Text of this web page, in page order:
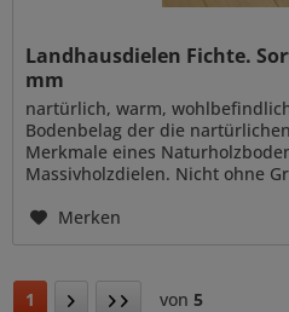
Landhausdielen Fichte.
mm
nartürlich, warm,
Bodenbelag der die
Merkmale eines
Massivholzdielen. Nicht ohne
Merken
1 von 5